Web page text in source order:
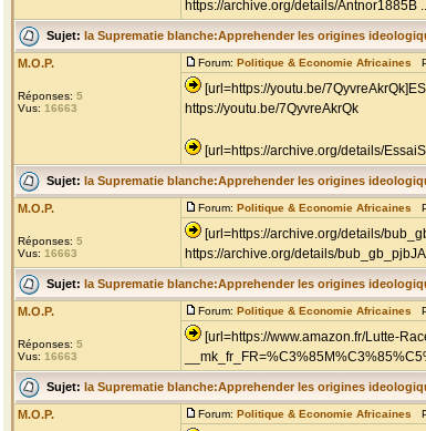
https://archive.org/details/Antnor1885B
Sujet: la Suprematie blanche:Apprehender les origines
M.O.P.
Réponses: 5
Vus: 16663
Forum: Politique & Economie Africaines
[url=https://youtu.be/
https://youtu.be/7QyvreAkrQk
[url=https://archive.org/details/
Sujet: la Suprematie blanche:Apprehender les origines
M.O.P.
Réponses: 5
Vus: 16663
Forum: Politique & Economie Africaines
[url=https://archive.org/details/
https://archive.org/details/
Sujet: la Suprematie blanche:Apprehender les origines
M.O.P.
Réponses: 5
Vus: 16663
Forum: Politique & Economie Africaines
[url=https://www.amazon.fr/Lutte-
Sujet: la Suprematie blanche:Apprehender les origines
M.O.P. Forum: Politique & Economie Africaines